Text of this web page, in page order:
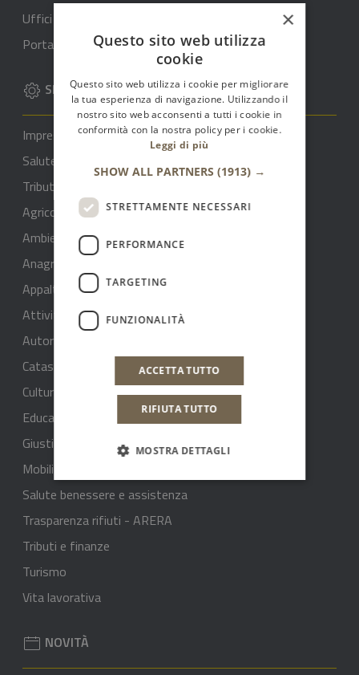
Uffici
Portale del dipendente
SERVIZI
Imprese e commercio
Salute, benessere e assistenza
Tributi, finanze e contravvenzioni
Agricoltura
Ambiente
Anagrafe e stato civile
Appalti pubblici
Attività produttive e commercio
Autorizzazioni
Catasto e urbanistica
Cultura e tempo libero
Educazione e formazione
Giustizia e sicurezza pubblica
Mobilità e trasporti
Salute benessere e assistenza
Trasparenza rifiuti - ARERA
Tributi e finanze
Turismo
Vita lavorativa
NOVITÀ
×
Questo sito web utilizza
cookie
Questo sito web utilizza i cookie per migliorare
la tua esperienza di navigazione. Utilizzando il
nostro sito web acconsenti a tutti i cookie in
conformità con la nostra policy per i cookie.
Leggi di più
SHOW ALL PARTNERS (1913) →
STRETTAMENTE NECESSARI
PERFORMANCE
TARGETING
FUNZIONALITÀ
ACCETTA TUTTO
RIFIUTA TUTTO
MOSTRA DETTAGLI